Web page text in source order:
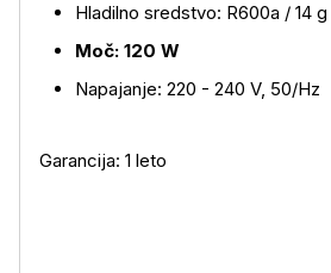
Hladilno sredstvo: R600a / 14 g
Moč: 120 W
Napajanje: 220 - 240 V, 50/Hz
Garancija: 1 leto